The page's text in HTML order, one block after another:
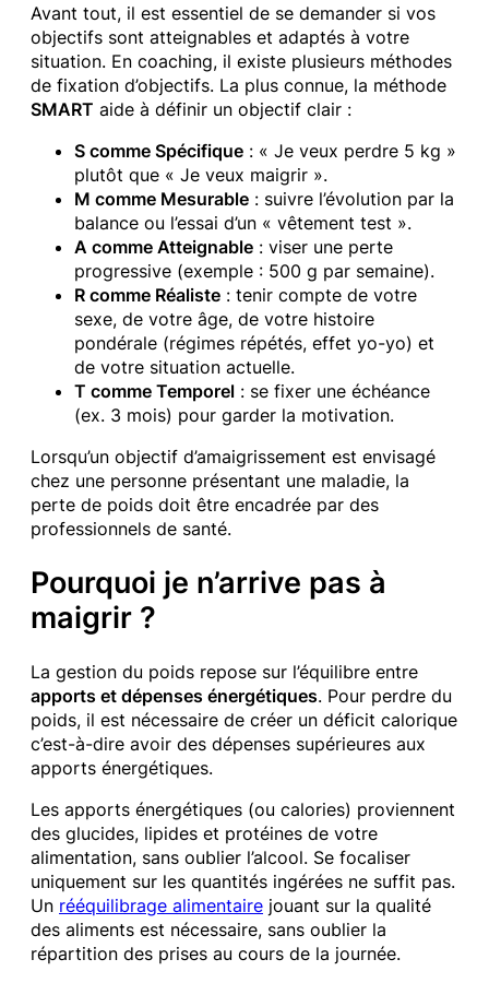
Avant tout, il est essentiel de se demander si vos
objectifs sont atteignables et adaptés à votre
situation. En coaching, il existe plusieurs méthodes
de fixation d’objectifs. La plus connue, la méthode
SMART aide à définir un objectif clair :
S comme Spécifique : « Je veux perdre 5 kg »
plutôt que « Je veux maigrir ».
M comme Mesurable : suivre l’évolution par la
balance ou l’essai d’un « vêtement test ».
A comme Atteignable : viser une perte
progressive (exemple : 500 g par semaine).
R comme Réaliste : tenir compte de votre
sexe, de votre âge, de votre histoire
pondérale (régimes répétés, effet yo-yo) et
de votre situation actuelle.
T comme Temporel : se fixer une échéance
(ex. 3 mois) pour garder la motivation.
Lorsqu’un objectif d’amaigrissement est envisagé
chez une personne présentant une maladie, la
perte de poids doit être encadrée par des
professionnels de santé.
Pourquoi je n’arrive pas à
maigrir ?
La gestion du poids repose sur l’équilibre entre
apports et dépenses énergétiques. Pour perdre du
poids, il est nécessaire de créer un déficit calorique
c’est-à-dire avoir des dépenses supérieures aux
apports énergétiques.
Les apports énergétiques (ou calories) proviennent
des glucides, lipides et protéines de votre
alimentation, sans oublier l’alcool. Se focaliser
uniquement sur les quantités ingérées ne suffit pas.
Un rééquilibrage alimentaire jouant sur la qualité
des aliments est nécessaire, sans oublier la
répartition des prises au cours de la journée.